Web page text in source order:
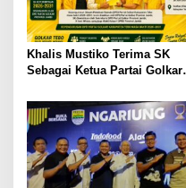
Khalis Mustiko Terima SK
Sebagai Ketua Partai Golkar,
Sekretaris